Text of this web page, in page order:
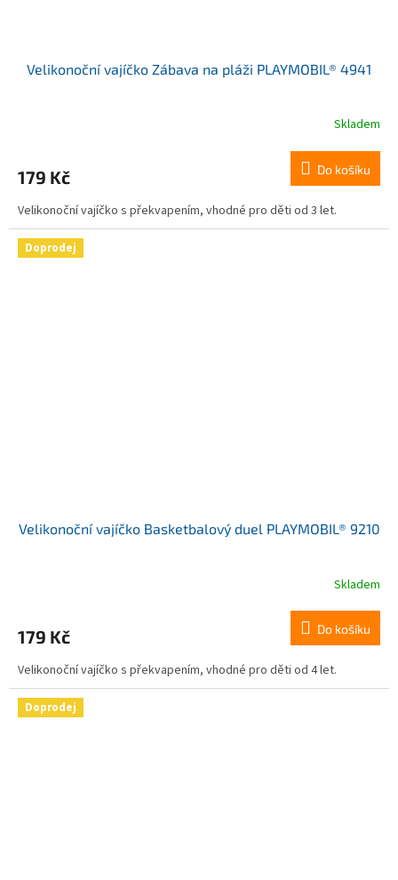
Velikonoční vajíčko Zábava na pláži PLAYMOBIL® 4941
je
z
5
hvězdiček.
Skladem
179 Kč Do košíku
Velikonoční vajíčko s překvapením, vhodné pro děti od 3 let.
Doprodej
Velikonoční vajíčko Basketbalový duel PLAYMOBIL® 9210
Skladem
179 Kč Do košíku
Velikonoční vajíčko s překvapením, vhodné pro děti od 4 let.
Doprodej